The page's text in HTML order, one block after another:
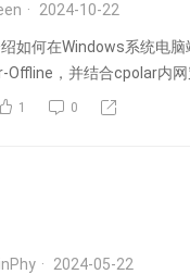
2024-10-22
如何在Windows系统电
Offline，并结合cpolar内网
1 0
2024-05-22